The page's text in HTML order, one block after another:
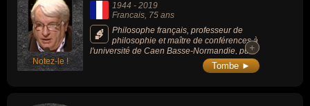
Notez-le !
1944 - 2019
Francais, 75 ans
Philosophe français, professeur de
philosophie et maître de conférences à
l'université de Caen Basse-Normandie, puis
à l'université Paris VII - Diderot, ancien
militant maoïste et auteur de romans et
+
+
Tombe ►